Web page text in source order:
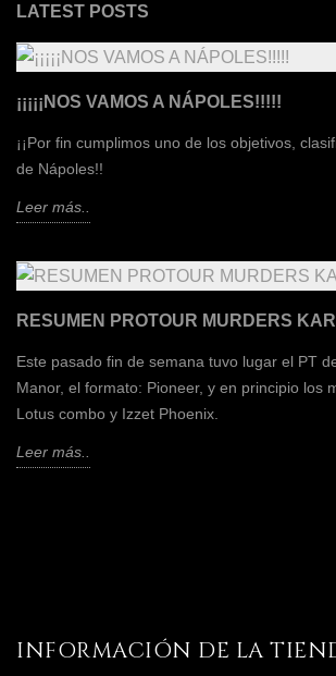
LATEST POSTS
¡¡¡¡¡NOS VAMOS A NÁPOLES!!!!!
¡¡Por fin cumplimos uno de los objetivos,
de Nápoles!!
Leer más..
RESUMEN PROTOUR MURDERS
Este pasado fin de semana tuvo lugar el PT
Manor, el formato: Pioneer, y en principio los
Lotus combo y Izzet Phoenix.
Leer más..
INFORMACIÓN DE LA